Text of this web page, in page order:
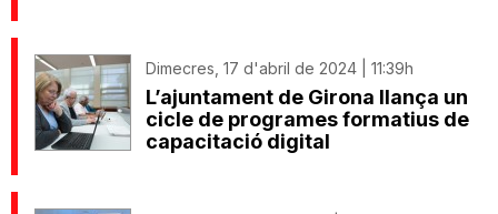
Dimecres, 17 d'abril de 2024 | 11:39h
L’ajuntament de Girona llança un
cicle de programes formatius de
capacitació digital